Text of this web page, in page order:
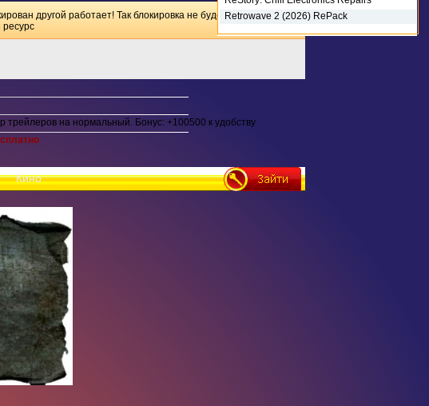
другой работает! Так блокировка не будет иметь
трейлеров на нормальный. Бонус: +100500 к удобству
Кино
(2026) RePack
Retrowave 2 (2026) RePack